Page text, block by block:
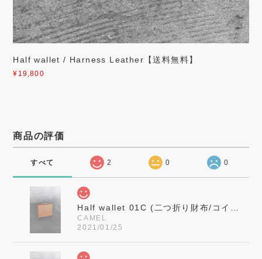
Half wallet / Harness Leather【送料無料】
¥19,800
商品の評価
すべて 2 0 0
CAMEL
2021/01/25